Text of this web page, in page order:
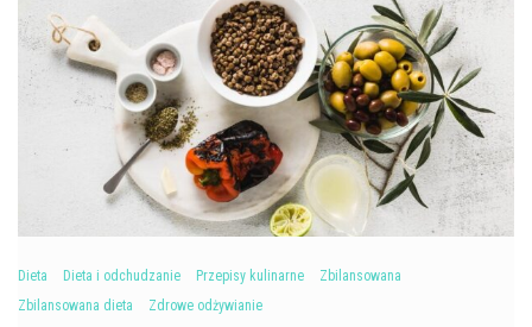
Dieta Dieta i odchudzanie Przepisy kulinarne
Zbilansowana
Zbilansowana dieta
Zdrowe odżywianie